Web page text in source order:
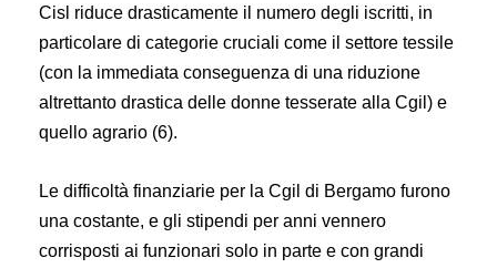
Cisl riduce drasticamente il numero degli iscritti, in
particolare di categorie cruciali come il settore tessile
(con la immediata conseguenza di una riduzione
altrettanto drastica delle donne tesserate alla Cgil) e
quello agrario (6).
Le difficoltà finanziarie per la Cgil di Bergamo furono
una costante, e gli stipendi per anni vennero
corrisposti ai funzionari solo in parte e con grandi